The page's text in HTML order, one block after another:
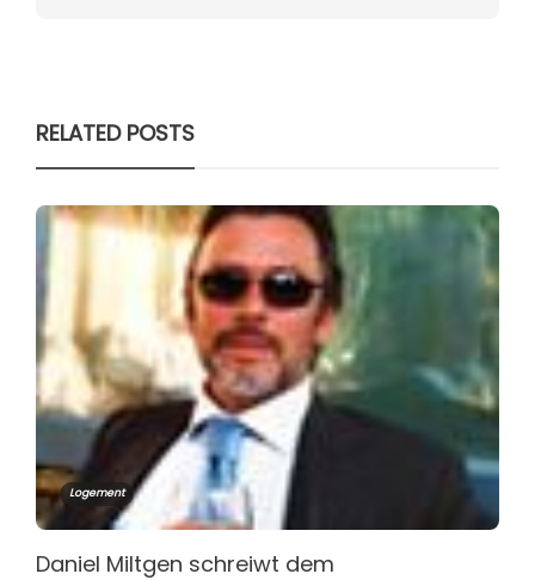
RELATED POSTS
Logement
Daniel Miltgen schreiwt dem